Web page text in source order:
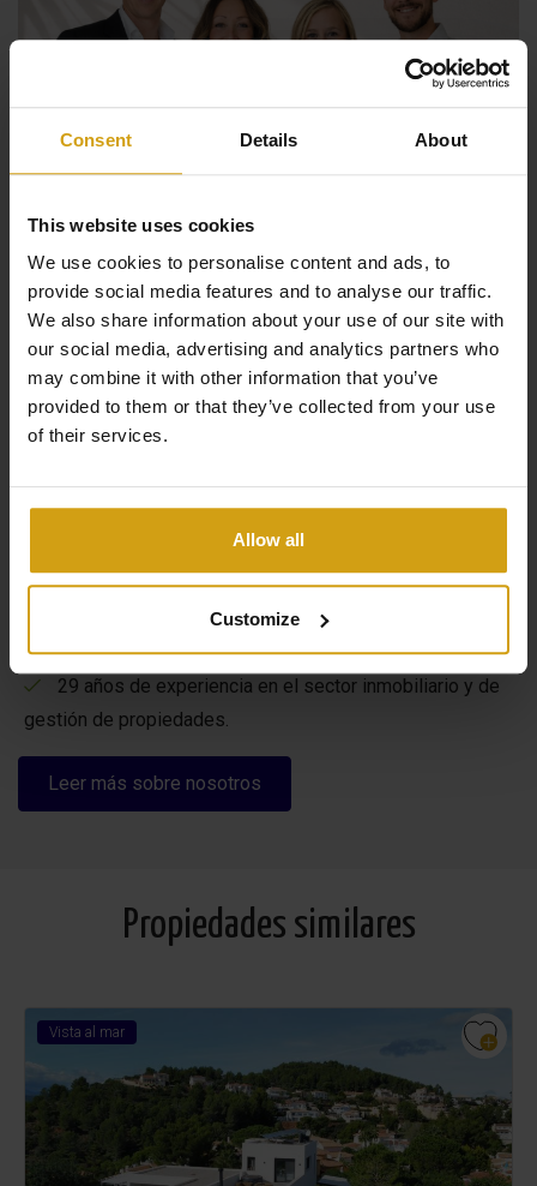
Consent Details About
This website uses cookies
We use cookies to personalise content and ads, to
provide social media features and to analyse our traffic.
We also share information about your use of our site with
our social media, advertising and analytics partners who
may combine it with other information that you’ve
provided to them or that they’ve collected from your use
of their services.
Allow all
Customize
Los beneficios de CasaLasDunas
Especializados en obra nueva y edificios existentes.
Venta y alquiler bajo un mismo techo.
Nos encargamos de todo, de principio a fin, al comprar
Opciones flexibles para maximizar la rentabilidad de
29 años de experiencia en el sector inmobiliario y de
gestión de propiedades.
Leer más sobre nosotros
Propiedades similares
Vista al mar